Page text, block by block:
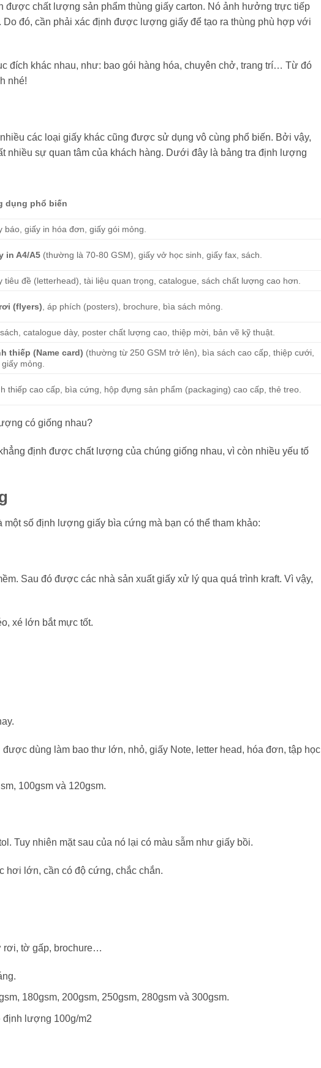
chất lượng sản phẩm thùng giấy carton. Nó ảnh hưởng trực tiếp
đó, cần phải xác định được lượng giấy để tạo ra thùng phù hợp với
đích khác nhau, như: bao gói hàng hóa, chuyên chở, trang trí… Từ đó
nhé!
các loại giấy khác cũng được sử dụng vô cùng phổ biến. Bởi vậy,
sự quan tâm của khách hàng. Dưới đây là bảng tra định lượng
dụng phổ biến
báo, giấy in hóa đơn, giấy gói mỏng.
in A4/A5 (thường là 70-80 GSM), giấy vở học sinh, giấy fax, sách.
tiêu đề (letterhead), tài liệu quan trọng, catalogue, sách chất lượng cao hơn.
(flyers), áp phích (posters), brochure, bìa sách mỏng.
catalogue dày, poster chất lượng cao, thiệp mời, bản vẽ kỹ thuật.
thiếp (Name card) (thường từ 250 GSM trở lên), bìa sách cao cấp, thiệp cưới,
mỏng.
thiếp cao cấp, bìa cứng, hộp đựng sản phẩm (packaging) cao cấp, thẻ treo.
có giống nhau?
định được chất lượng của chúng giống nhau, vì còn nhiều yếu tố
số định lượng giấy bìa cứng mà bạn có thể tham khảo:
Sau đó được các nhà sản xuất giấy xử lý qua quá trình kraft. Vì vậy,
xé lớn bắt mực tốt.
dùng làm bao thư lớn, nhỏ, giấy Note, letter head, hóa đơn, tập học
100gsm và 120gsm.
Tuy nhiên mặt sau của nó lại có màu sẫm như giấy bồi.
hơi lớn, cần có độ cứng, chắc chắn.
rơi, tờ gấp, brochure…
180gsm, 200gsm, 250gsm, 280gsm và 300gsm.
định lượng 100g/m2